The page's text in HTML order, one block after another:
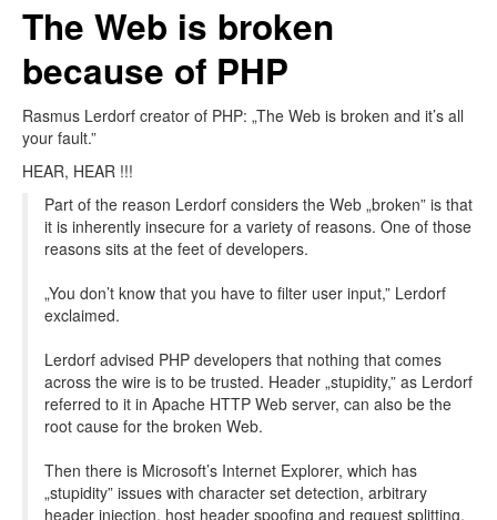
The Web is broken
because of PHP
Rasmus Lerdorf creator of PHP: „The Web is broken and it’s all
your fault.”
HEAR, HEAR !!!
Part of the reason Lerdorf considers the Web „broken” is that
it is inherently insecure for a variety of reasons. One of those
reasons sits at the feet of developers.
„You don’t know that you have to filter user input,” Lerdorf
exclaimed.
Lerdorf advised PHP developers that nothing that comes
across the wire is to be trusted. Header „stupidity,” as Lerdorf
referred to it in Apache HTTP Web server, can also be the
root cause for the broken Web.
Then there is Microsoft’s Internet Explorer, which has
„stupidity” issues with character set detection, arbitrary
header injection, host header spoofing and request splitting.